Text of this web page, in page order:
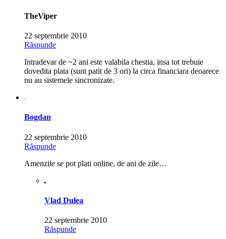
TheViper
22 septembrie 2010
Răspunde
Intradevar de ~2 ani este valabila chestia, insa tot trebuie
dovedita plata (sunt patit de 3 ori) la circa financiara deoarece
nu au sistemele sincronizate.
Bogdan
22 septembrie 2010
Răspunde
Amenzile se pot plati online, de ani de zile…
Vlad Dulea
22 septembrie 2010
Răspunde